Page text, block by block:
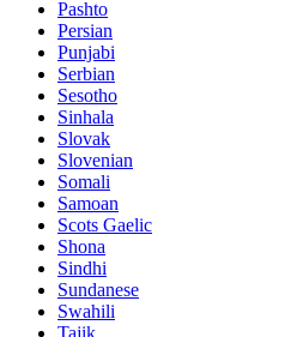
Pashto
Persian
Punjabi
Serbian
Sesotho
Sinhala
Slovak
Slovenian
Somali
Samoan
Scots Gaelic
Shona
Sindhi
Sundanese
Swahili
Tajik